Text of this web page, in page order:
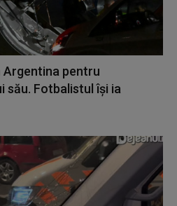
Argentina pentru
Fotbalistul își ia